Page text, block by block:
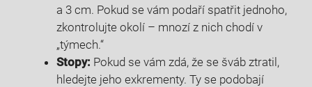
a 3 cm. Pokud⁤ se vám podaří spatřit ⁣jednoho,
zkontrolujte okolí – mnozí ⁣z nich chodí v
„týmech.“
Stopy: Pokud se ​vám zdá, že se šváb ztratil,
hledejte jeho exkrementy. Ty se podobají